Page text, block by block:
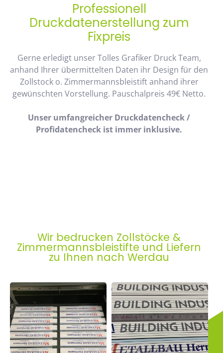
Professionell
Druckdatenerstellung zum
Fixpreis
Gerne erledigt unser Tolles Grafiker Druck Team,
anhand Ihrer übermittelten Daten ihr Design für den
Zollstock o. Zimmermannsbleistift anhand ihrer
gewünschten Vorstellung. Pauschalpreis 49€ Netto.
Unser umfangreicher Druckdatencheck /
Profidatencheck ist immer inklusive.
Wir bedrucken Zollstöcke &
Zimmermannsbleistifte und Liefern
zu Ihnen nach Werdau